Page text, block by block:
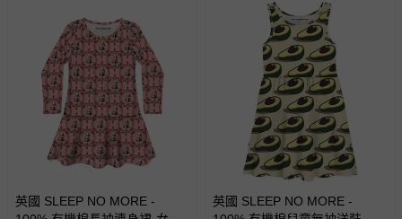
英國 SLEEP NO MORE -
英國 SLEEP NO MORE -